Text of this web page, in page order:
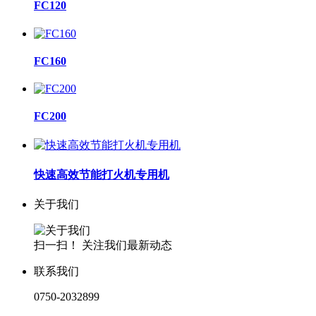
FC120
FC160
FC200
快速高效节能打火机专用机
关于我们
扫一扫！ 关注我们最新动态
联系我们
0750-2032899